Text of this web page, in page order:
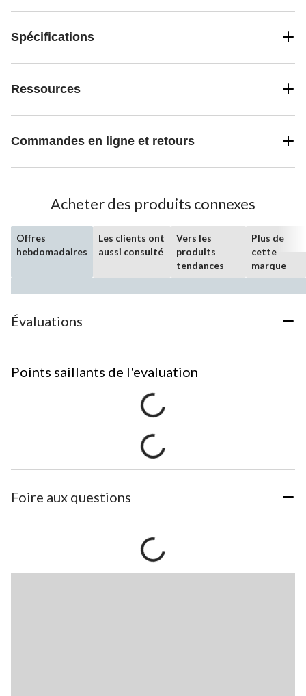
Spécifications
Ressources
Commandes en ligne et retours
Acheter des produits connexes
Offres
hebdomadaires
Les clients ont
aussi consulté
Vers les
produits
tendances
Plus de
cette
marque
Évaluations
Points saillants de l'evaluation
Foire aux questions